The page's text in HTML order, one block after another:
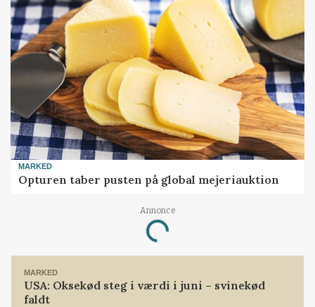
MARKED
Opturen taber pusten på global mejeriauktion
Annonce
Loading...
MARKED
USA: Oksekød steg i værdi i juni – svinekød
faldt